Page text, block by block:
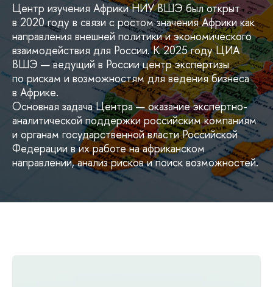
Центр изучения Африки НИУ ВШЭ был открыт
в 2020 году в связи с ростом значения Африки как
направления внешней политики и экономического
взаимодействия для России. К 2025 году ЦИА
ВШЭ — ведущий в России центр экспертизы
по рискам и возможностям для ведения бизнеса
в Африке.
Основная задача Центра — оказание экспертно-
аналитической поддержки российским компаниям
и органам государственной власти Российской
Федерации в их работе на африканском
направлении, анализ рисков и поиск возможностей.